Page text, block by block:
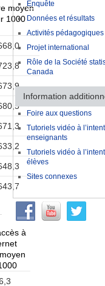
moyen
1000
à
Enquête
Données et résultats
Activités pédagogiques
Projet international
Rôle de la Société
Canada
Information
Foire aux questions
Tutoriels vidéo à
enseignants
Tutoriels vidéo à
élèves
Sites connexes